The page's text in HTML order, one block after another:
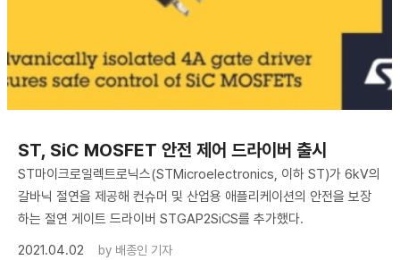
ST, SiC MOSFET 안전 제어 드라이버 출시
ST마이크로일렉트로닉스(STMicroelectronics, 이하 ST)가 6kV의
갈바닉 절연을 제공해 컨슈머 및 산업용 애플리케이션의 안전을 보장
하는 절연 게이트 드라이버 STGAP2SiCS를 추가했다.
2021.04.02
by 배종인 기자